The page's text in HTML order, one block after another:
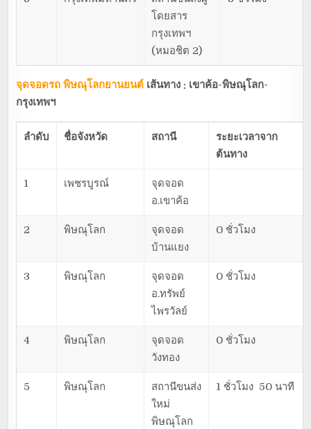
โดยสาร
กรุงเทพฯ
(หมอชิต 2)
จุดจอดรถ พิษณุโลกยานยนต์ เส้นทาง : เขาค้อ-พิษณุโลก-
กรุงเทพฯ
ลำดับ ชื่อจังหวัด สถานี
ระยะเวลาจาก
ต้นทาง
1 เพชรบูรณ์
จุดจอด
อ.เขาค้อ
2 พิษณุโลก
จุดจอด
บ้านแยง
0 ชั่วโมง
3 พิษณุโลก
จุดจอด
อ.ทรัพย์
ไพรวัลย์
0 ชั่วโมง
4 พิษณุโลก
จุดจอด
วังทอง
0 ชั่วโมง
5 พิษณุโลก
สถานีขนส่ง
ใหม่
พิษณุโลก
1 ชั่วโมง 50 นาที